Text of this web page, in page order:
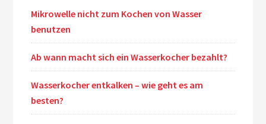
Mikrowelle nicht zum Kochen von Wasser
benutzen
Ab wann macht sich ein Wasserkocher bezahlt?
Wasserkocher entkalken – wie geht es am
besten?